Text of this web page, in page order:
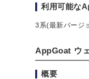
利用可能な
3系(最新バージ
AppGoat ウ
概要